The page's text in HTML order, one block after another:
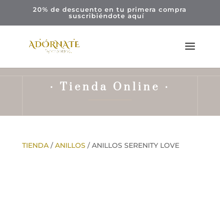
20% de descuento en tu primera compra
suscribiéndoteaquí
· Tienda Online ·
TIENDA/ ANILLOS / ANILLOS SERENITY LOVE